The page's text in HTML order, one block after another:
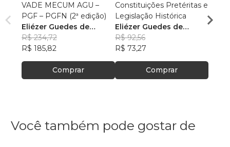
VADE MECUM AGU –
PGF – PGFN (2ª edição)
Eliézer Guedes de
Oliveira Junior
R$ 234,72
R$ 185,82
Comprar
Constituições Pretéritas e
Legislação Histórica
Eliézer Guedes de
Oliveira Junior
R$ 92,56
R$ 73,27
Comprar
Militar
Você também pode gostar de